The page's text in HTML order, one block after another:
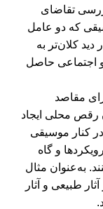
تقاضای
که دو عامل
کلان‌تر به
و اجتماعی حاصل
مقاصد
رقص محلی ایجاد
کنار موسیقی
و گاه
به‌عنوان مثال
طبیعی و آثار